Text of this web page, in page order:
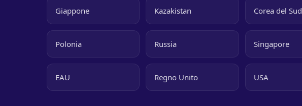
Giappone Kazakistan Corea del Sud
Polonia Russia Singapore
EAU Regno Unito USA